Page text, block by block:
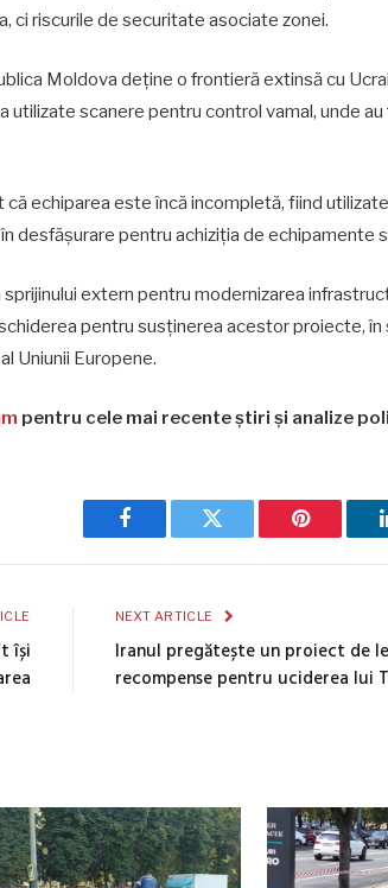
ci riscurile de securitate asociate zonei.
Moldova deține o frontieră extinsă cu
utilizate scanere pentru control vamal, unde
echiparea este încă incompletă, fiind
desfășurare pentru achiziția de echipamente
extern pentru modernizarea
pentru susținerea acestor proiecte, în
Uniunii Europene.
pentru cele mai recente știri și analize
Facebook Twitter Pinterest
își
NEXT ARTICLE
Iranul pregătește un proiect de
recompense pentru uciderea lui